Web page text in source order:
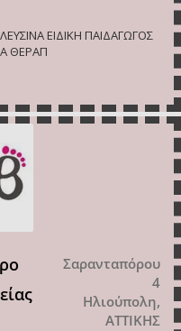
ΕΙΔΙΚΗ ΠΑΙΔΑΓΩΓΟΣ
ΘΕΡΑΠ
Σαρανταπόρου
4
Ηλιούπολη,
ΑΤΤΙΚΗΣ